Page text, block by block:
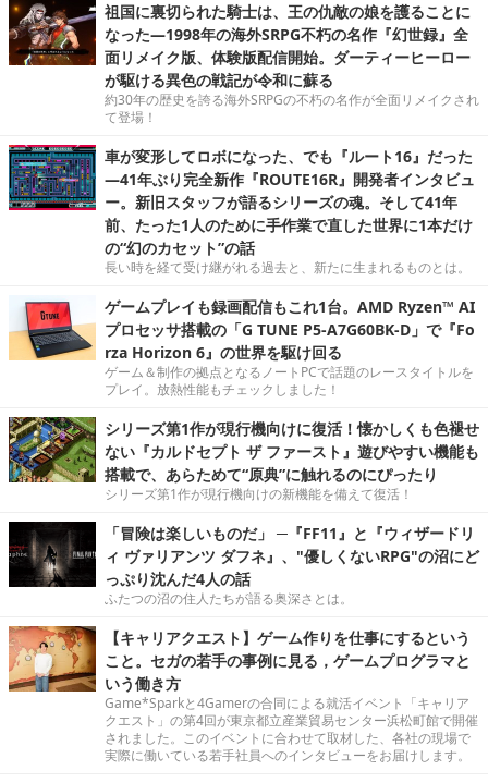
祖国に裏切られた騎士は、王の仇敵の娘を護ることに
なった―1998年の海外SRPG不朽の名作『幻世録』全
面リメイク版、体験版配信開始。ダーティーヒーロー
が駆ける異色の戦記が令和に蘇る
約30年の歴史を誇る海外SRPGの不朽の名作が全面リメイクされ
て登場！
車が変形してロボになった、でも『ルート16』だった
―41年ぶり完全新作『ROUTE16R』開発者インタビュ
ー。新旧スタッフが語るシリーズの魂。そして41年
前、たった1人のために手作業で直した世界に1本だけ
の“幻のカセット”の話
長い時を経て受け継がれる過去と、新たに生まれるものとは。
ゲームプレイも録画配信もこれ1台。AMD Ryzen™ AI
プロセッサ搭載の「G TUNE P5-A7G60BK-D」で『Fo
rza Horizon 6』の世界を駆け回る
ゲーム＆制作の拠点となるノートPCで話題のレースタイトルを
プレイ。放熱性能もチェックしました！
シリーズ第1作が現行機向けに復活！懐かしくも色褪せ
ない『カルドセプト ザ ファースト』遊びやすい機能も
搭載で、あらためて“原典”に触れるのにぴったり
シリーズ第1作が現行機向けの新機能を備えて復活！
「冒険は楽しいものだ」 ─『FF11』と『ウィザードリ
ィ ヴァリアンツ ダフネ』、"優しくないRPG"の沼にど
っぷり沈んだ4人の話
ふたつの沼の住人たちが語る奥深さとは。
【キャリアクエスト】ゲーム作りを仕事にするという
こと。セガの若手の事例に見る，ゲームプログラマと
いう働き方
Game*Sparkと4Gamerの合同による就活イベント「キャリア
クエスト」の第4回が東京都立産業貿易センター浜松町館で開催
されました。このイベントに合わせて取材した、各社の現場で
実際に働いている若手社員へのインタビューをお届けします。